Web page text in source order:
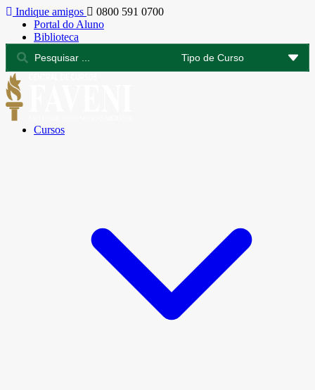
Indique amigos
0800 591 0700
Portal do Aluno
Biblioteca
Cursos